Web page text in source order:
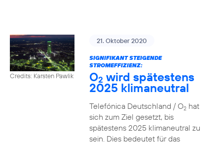
Credits: Karsten Pawlik
21. Oktober 2020
SIGNIFIKANT STEIGENDE
STROMEFFIZIENZ:
O2 wird spätestens
2025 klimaneutral
Telefónica Deutschland / O2hat
sich zum Ziel gesetzt, bis
spätestens 2025 klimaneutral zu
sein. Dies bedeutet für das